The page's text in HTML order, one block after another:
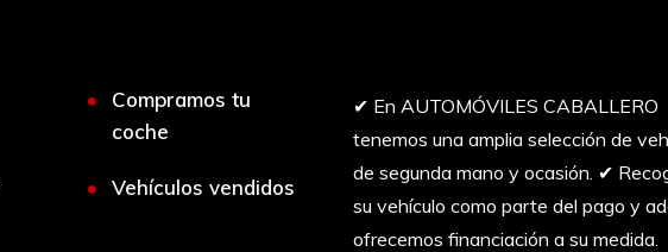
Compramos tu
coche
Vehículos vendidos
✔︎ En AUTOMÓVILES CABALLERO
tenemos una amplia selección de
de segunda mano y ocasión. ✔︎
su vehículo como parte del pago y
ofrecemos financiación a su medida.